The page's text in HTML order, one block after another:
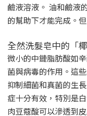
鹼液溶液。 油和鹼液
的幫助下才能完成。
全然洗髮皂中的「椰
微小的中鏈脂肪酸如
菌與病毒的作用。這
抑制細菌和真菌的生
症十分有效，特別是
肉豆蔻酸可以滲透到